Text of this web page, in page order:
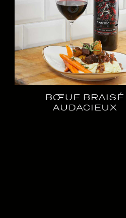
BŒUF BRAISÉ
AUDACIEUX